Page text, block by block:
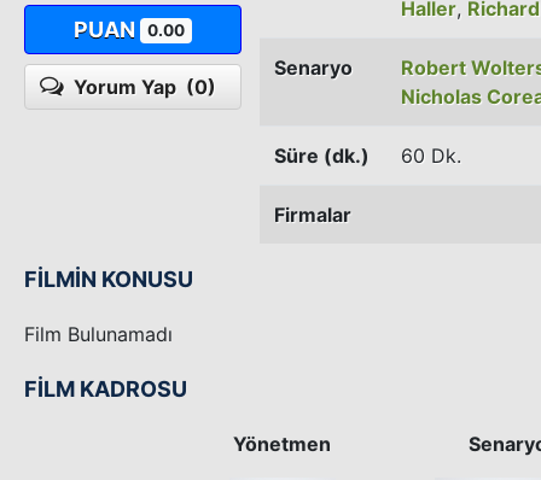
PUAN 0.00
Yorum Yap (0)
Haller,
Senaryo
Robert
Nicholas
Süre (dk.) 60 Dk.
Firmalar
FİLMİN KONUSU
Film Bulunamadı
FİLM KADROSU
Yönetmen